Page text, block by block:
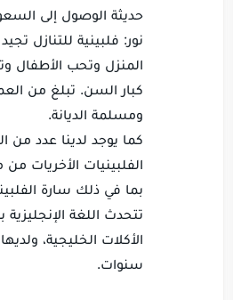
حديثة الوصول إلى
نور: فلبينية للتنازل
المنزل وتحب الأطفال
ومسلمة الديانة.
كما يوجد لدينا عدد من
الفلبينيات الأخريات
بما في ذلك سارة
تتحدث اللغة
سنوات.